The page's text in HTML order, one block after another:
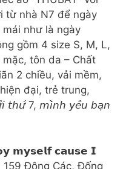
từ nhà N7 để ngày
như là ngày
gồm 4 size S, M, L,
tôn da – Chất
2 chiều, vải mềm,
đại, trẻ trung,
𝘵𝘩𝘶̛́ 7, 𝘮𝘪̀𝘯𝘩 𝘺𝘦̂𝘶 𝘣𝘢̣𝘯
𝗺𝘆𝘀𝗲𝗹𝗳 𝗰𝗮𝘂𝘀𝗲 𝗜
159 Đông Các, Đống